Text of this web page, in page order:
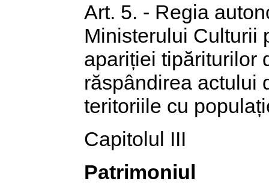
Art. 5. - Regia
Ministerului Culturii
apariției tipăriturilor
răspândirea actului
teritoriile cu
Capitolul III
Patrimoniul